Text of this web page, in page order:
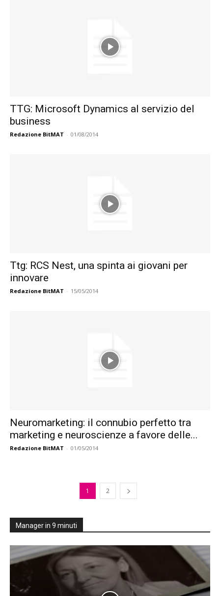
TTG: Microsoft Dynamics al servizio del
business
Redazione BitMAT - 01/08/2014
Ttg: RCS Nest, una spinta ai giovani per
innovare
Redazione BitMAT - 15/05/2014
Neuromarketing: il connubio perfetto tra
marketing e neuroscienze a favore delle...
Redazione BitMAT - 01/05/2014
1 2
Manager in 9 minuti